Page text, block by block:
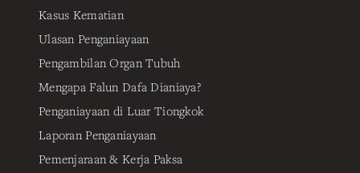
Kasus Kematian
Ulasan Penganiayaan
Pengambilan Organ Tubuh
Mengapa Falun Dafa Dianiaya?
Penganiayaan di Luar Tiongkok
Laporan Penganiayaan
Pemenjaraan & Kerja Paksa